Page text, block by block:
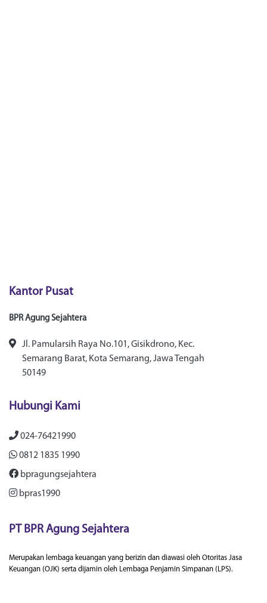
Kantor Pusat
BPR Agung Sejahtera
Jl. Pamularsih Raya No.101, Gisikdrono, Kec.
Semarang Barat, Kota Semarang, Jawa Tengah
50149
Hubungi Kami
024-76421990
0812 1835 1990
bpragungsejahtera
bpras1990
PT BPR Agung Sejahtera
Merupakan lembaga keuangan yang berizin dan diawasi oleh Otoritas Jasa
Keuangan (OJK) serta dijamin oleh Lembaga Penjamin Simpanan (LPS).